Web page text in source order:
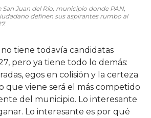
San Juan del Río, municipio donde PAN,
definen sus aspirantes rumbo al
tiene todavía candidatas
pero ya tiene todo lo demás:
egos en colisión y la certeza
que viene será el más competido
del municipio. Lo interesante
Lo interesante es por qué